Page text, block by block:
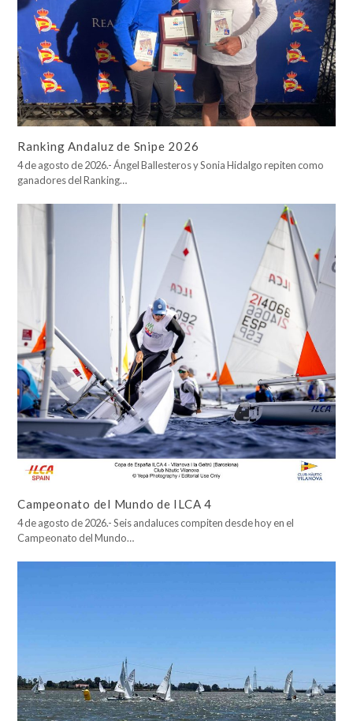
Ranking Andaluz de Snipe 2026
4 de agosto de 2026.- Ángel Ballesteros y Sonia Hidalgo repiten como
ganadores del Ranking…
Campeonato del Mundo de ILCA 4
4 de agosto de 2026.- Seis andaluces compiten desde hoy en el
Campeonato del Mundo…